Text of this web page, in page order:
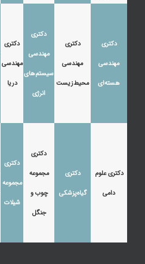
دکتری
مهندسی
هسته‌ای
دکتری
مهندسی
محیط‌زیست
دکتری
مهندسی
سیستم‌های
انرژی
دکتری
مهندسی
دریا
دکتری علوم
دامی
دکتری
گیاه‌پزشکی
دکتری
مجموعه
چوب و
جنگل
دکتری
مجموعه
شیلات